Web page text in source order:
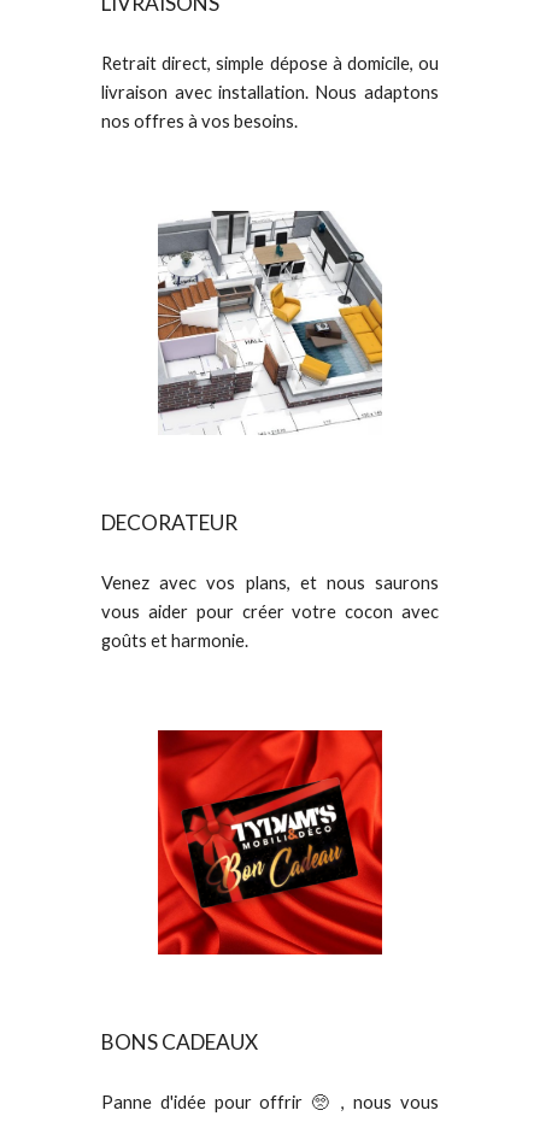
Retrait direct, simple dépose à domicile, ou
livraison avec installation. Nous adaptons
nos offres à vos besoins.
DECORATEUR
Venez avec vos plans, et nous saurons
vous aider pour créer votre cocon avec
goûts et harmonie.
BONS CADEAUX
Panne d'idée pour offrir 🥺 , nous vous